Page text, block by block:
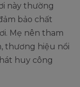
này thường
bảo chất
Mẹ nên tham
thương hiệu nổi
huy công